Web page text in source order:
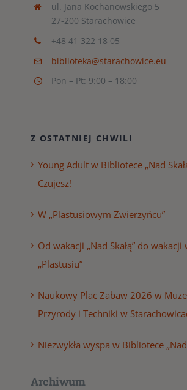
ul. Jana Kochanowskiego 5
27-200 Starachowice
+48 41 322 18 05
biblioteka@starachowice.eu
Pon – Pt: 9:00 – 18:00
Z OSTATNIEJ CHWILI
Young Adult w Bibliotece „Nad
Czujesz!
W „Plastusiowym Zwierzyńcu”
Od wakacji „Nad Skałą” do wakacji
„Plastusiu”
Naukowy Plac Zabaw 2026 w
Przyrody i Techniki w
Niezwykła wyspa w Bibliotece „Nad
Archiwum